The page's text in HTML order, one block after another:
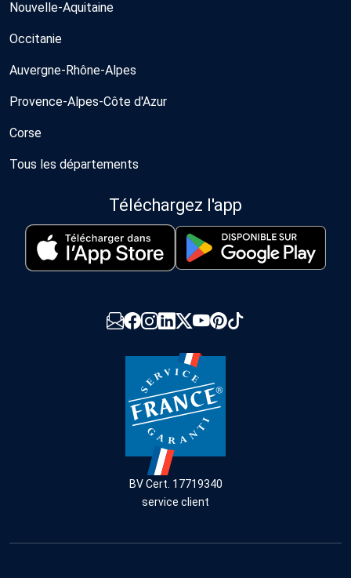
Nouvelle-Aquitaine
Occitanie
Auvergne-Rhône-Alpes
Provence-Alpes-Côte d'Azur
Corse
Tous les départements
Téléchargez l'app
BV Cert. 17719340
service client